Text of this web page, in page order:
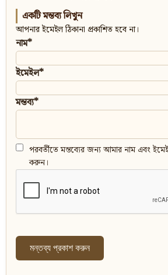
একটি মন্তব্য লিখুন
আপনার ইমেইল ঠিকানা প্রকাশিত হবে না।
নাম*
ইমেইল*
মন্তব্য*
পরবর্তীতে মন্তব্যের জন্য আমার নাম এবং
করুন।